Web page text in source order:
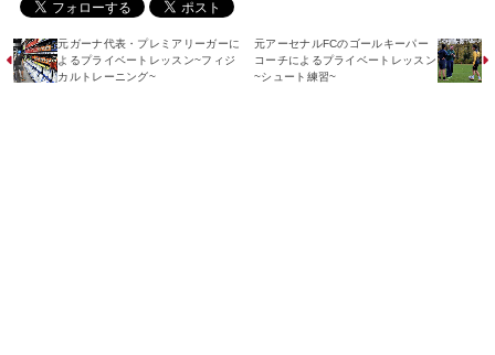
元ガーナ代表・プレミアリーガーに
よるプライベートレッスン~フィジ
カルトレーニング~
元アーセナルFCのゴールキーパー
コーチによるプライベートレッスン
~シュート練習~